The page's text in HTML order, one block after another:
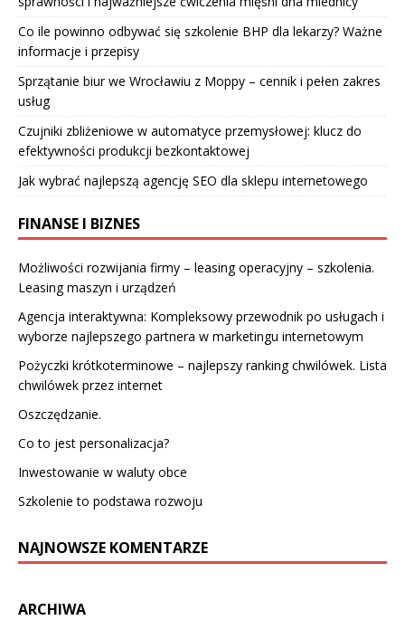
Co ile powinno odbywać się szkolenie BHP dla lekarzy? Ważne
informacje i przepisy
Sprzątanie biur we Wrocławiu z Moppy – cennik i pełen zakres
usług
Czujniki zbliżeniowe w automatyce przemysłowej: klucz do
efektywności produkcji bezkontaktowej
Jak wybrać najlepszą agencję SEO dla sklepu internetowego
FINANSE I BIZNES
Możliwości rozwijania firmy – leasing operacyjny – szkolenia.
Leasing maszyn i urządzeń
Agencja interaktywna: Kompleksowy przewodnik po usługach i
wyborze najlepszego partnera w marketingu internetowym
Pożyczki krótkoterminowe – najlepszy ranking chwilówek. Lista
chwilówek przez internet
Oszczędzanie.
Co to jest personalizacja?
Inwestowanie w waluty obce
Szkolenie to podstawa rozwoju
NAJNOWSZE KOMENTARZE
ARCHIWA